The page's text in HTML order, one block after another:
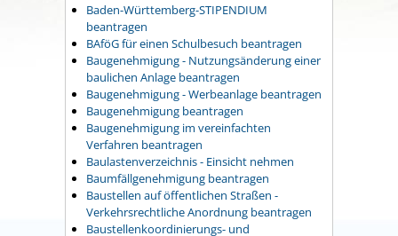
Baden-Württemberg-STIPENDIUM
beantragen
BAföG für einen Schulbesuch beantragen
Baugenehmigung - Nutzungsänderung einer
baulichen Anlage beantragen
Baugenehmigung - Werbeanlage beantragen
Baugenehmigung beantragen
Baugenehmigung im vereinfachten
Verfahren beantragen
Baulastenverzeichnis - Einsicht nehmen
Baumfällgenehmigung beantragen
Baustellen auf öffentlichen Straßen -
Verkehrsrechtliche Anordnung beantragen
Baustellenkoordinierungs- und